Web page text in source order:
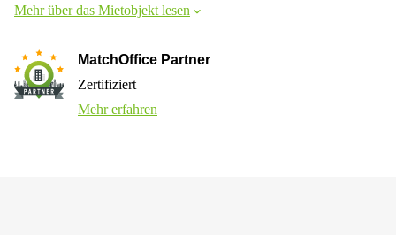
Mehr über das Mietobjekt lesen
MatchOffice Partner
Zertifiziert
Mehr erfahren